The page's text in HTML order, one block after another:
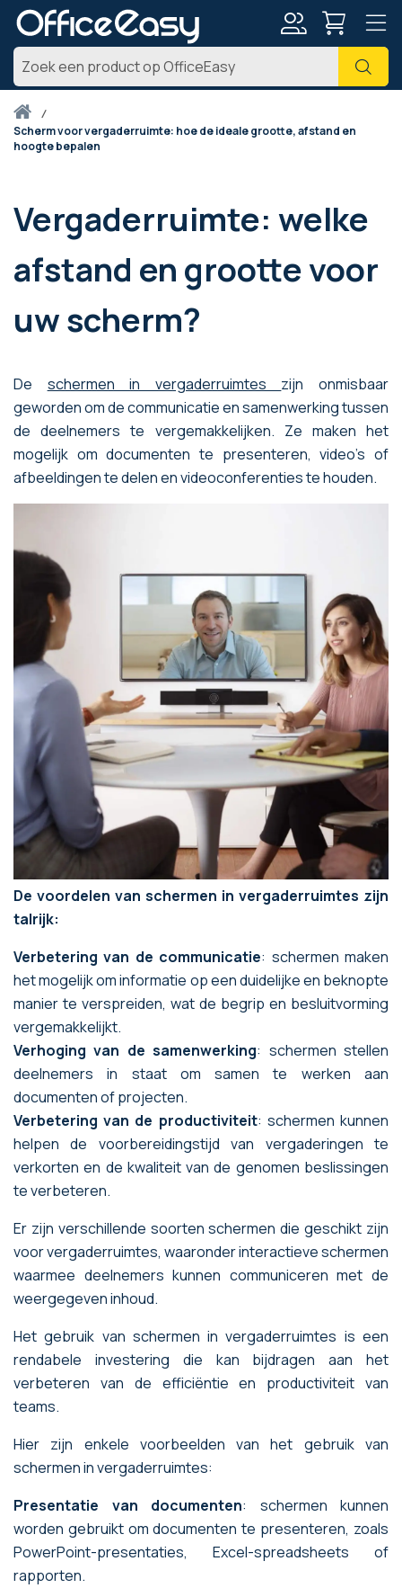
Zoek
Thuis
scherm voor vergaderruimte: hoe de ideale grootte, afstand en
hoogte bepalen
Vergaderruimte: welke
afstand en grootte voor
uw scherm?
De schermen in vergaderruimtes zijn onmisbaar
geworden om de communicatie en samenwerking tussen
de deelnemers te vergemakkelijken. Ze maken het
mogelijk om documenten te presenteren, video's of
afbeeldingen te delen en videoconferenties te houden.
De voordelen van schermen in vergaderruimtes zijn
talrijk:
Verbetering van de communicatie: schermen maken
het mogelijk om informatie op een duidelijke en beknopte
manier te verspreiden, wat de begrip en besluitvorming
vergemakkelijkt.
Verhoging van de samenwerking: schermen stellen
deelnemers in staat om samen te werken aan
documenten of projecten.
Verbetering van de productiviteit: schermen kunnen
helpen de voorbereidingstijd van vergaderingen te
verkorten en de kwaliteit van de genomen beslissingen
te verbeteren.
Er zijn verschillende soorten schermen die geschikt zijn
voor vergaderruimtes, waaronder interactieve schermen
waarmee deelnemers kunnen communiceren met de
weergegeven inhoud.
Het gebruik van schermen in vergaderruimtes is een
rendabele investering die kan bijdragen aan het
verbeteren van de efficiëntie en productiviteit van
teams.
Hier zijn enkele voorbeelden van het gebruik van
schermen in vergaderruimtes:
Presentatie van documenten: schermen kunnen
worden gebruikt om documenten te presenteren, zoals
PowerPoint-presentaties, Excel-spreadsheets of
rapporten.